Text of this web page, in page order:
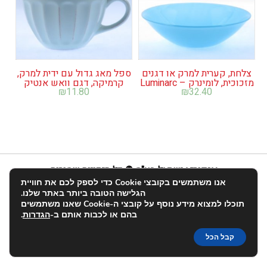
צלחת, קערית למרק או דגנים
מזכוכית, לומינרק – Luminarc
₪32.40
ספל מאג גדול עם ידית למרק,
קרמיקה, דגם וואש אנטיק
₪11.80
אנפוריא ישראל בע"מ © כל הזכויות שמורות
03-683-2022
info@enforia.co.il
אודות
תקנון ושאלות הצהרת נגישות
החשבון שלי
אנו משתמשים בקובצי Cookie כדי לספק לכם את חוויית
הגלישה הטובה ביותר באתר שלנו.
תוכלו למצוא מידע נוסף על קובצי ה-Cookie שאנו משתמשים
בהם או לכבות אותם ב-הגדרות.
קבל הכל